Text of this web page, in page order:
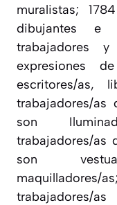
muralistas;
dibujantes e
trabajadores
expresiones
escritores/as,
trabajadores/as
son
trabajadores/as
son
trabajadores/